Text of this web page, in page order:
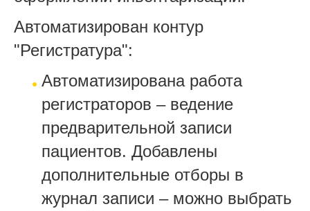
Автоматизирован контур
"Регистратура":
Автоматизирована работа
регистраторов – ведение
предварительной записи
пациентов. Добавлены
дополнительные отборы в
журнал записи – можно выбрать